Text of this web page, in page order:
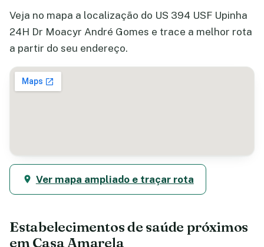
Veja no mapa a localização do US 394 USF Upinha
24H Dr Moacyr André Gomes e trace a melhor rota
a partir do seu endereço.
Ver mapa ampliado e traçar rota
Estabelecimentos de saúde próximos
em Casa Amarela